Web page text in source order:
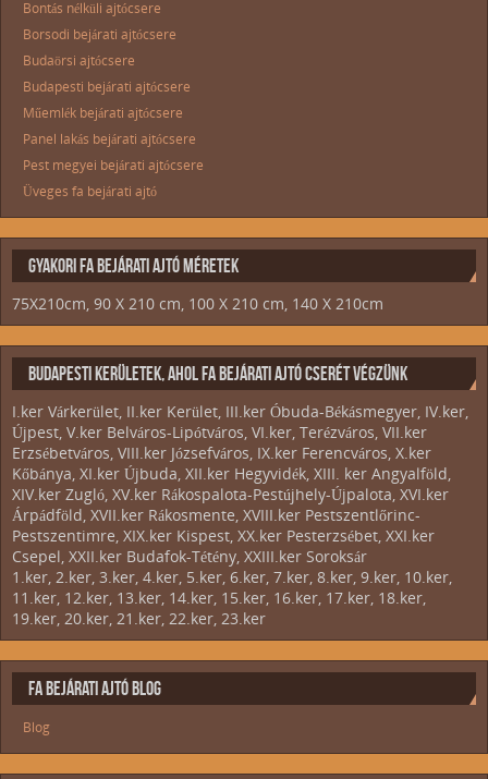
Bontás nélküli ajtócsere
Borsodi bejárati ajtócsere
Budaörsi ajtócsere
Budapesti bejárati ajtócsere
Műemlék bejárati ajtócsere
Panel lakás bejárati ajtócsere
Pest megyei bejárati ajtócsere
Üveges fa bejárati ajtó
GYAKORI FA BEJÁRATI AJTÓ MÉRETEK
75X210cm, 90 X 210 cm, 100 X 210 cm, 140 X 210cm
BUDAPESTI KERÜLETEK, AHOL FA BEJÁRATI AJTÓ CSERÉT VÉGZÜNK
I.ker Várkerület, II.ker Kerület, III.ker Óbuda-Békásmegyer, IV.ker,
Újpest, V.ker Belváros-Lipótváros, VI.ker, Terézváros, VII.ker
Erzsébetváros, VIII.ker Józsefváros, IX.ker Ferencváros, X.ker
Kőbánya, XI.ker Újbuda, XII.ker Hegyvidék, XIII. ker Angyalföld,
XIV.ker Zugló, XV.ker Rákospalota-Pestújhely-Újpalota, XVI.ker
Árpádföld, XVII.ker Rákosmente, XVIII.ker Pestszentlőrinc-
Pestszentimre, XIX.ker Kispest, XX.ker Pesterzsébet, XXI.ker
Csepel, XXII.ker Budafok-Tétény, XXIII.ker Soroksár
1.ker, 2.ker, 3.ker, 4.ker, 5.ker, 6.ker, 7.ker, 8.ker, 9.ker, 10.ker,
11.ker, 12.ker, 13.ker, 14.ker, 15.ker, 16.ker, 17.ker, 18.ker,
19.ker, 20.ker, 21.ker, 22.ker, 23.ker
FA BEJÁRATI AJTÓ BLOG
Blog